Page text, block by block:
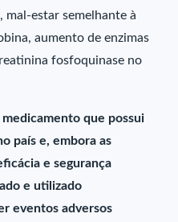
mal-estar semelhante à
aumento de enzimas
fosfoquinase no
que possui
país e, embora as
e segurança
e utilizado
eventos adversos